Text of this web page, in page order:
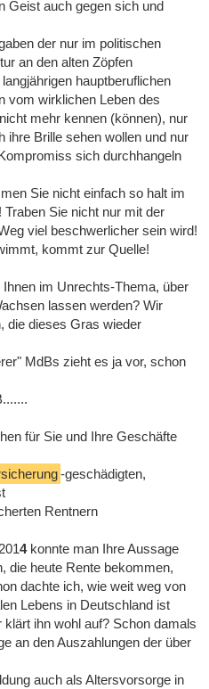
Geist auch gegen sich und
der nur im politischen
an den alten Zöpfen
hauptberuflichen
vom wirklichen Leben des
mehr kennen (können), nur
ihre Brille sehen wollen und nur
sich durchhangeln
Sie nicht einfach so halt im
Sie nicht nur mit der
viel beschwerlicher sein wird!
kommt zur Quelle!
im Unrechts-Thema, über
lassen werden? Wir
die dieses Gras wieder
MdBs zieht es ja vor, schon
für Sie und Ihre Geschäfte
-geschädigten,
Rentnern
4konnte man Ihre Aussage
die heute Rente bekommen,
dachte ich, wie weit weg von
Lebens in Deutschland ist
ihn wohl auf? Schon damals
an den Auszahlungen der über
auch als Altersvorsorge in